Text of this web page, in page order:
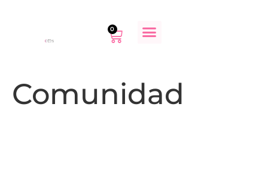
0
Comunidad